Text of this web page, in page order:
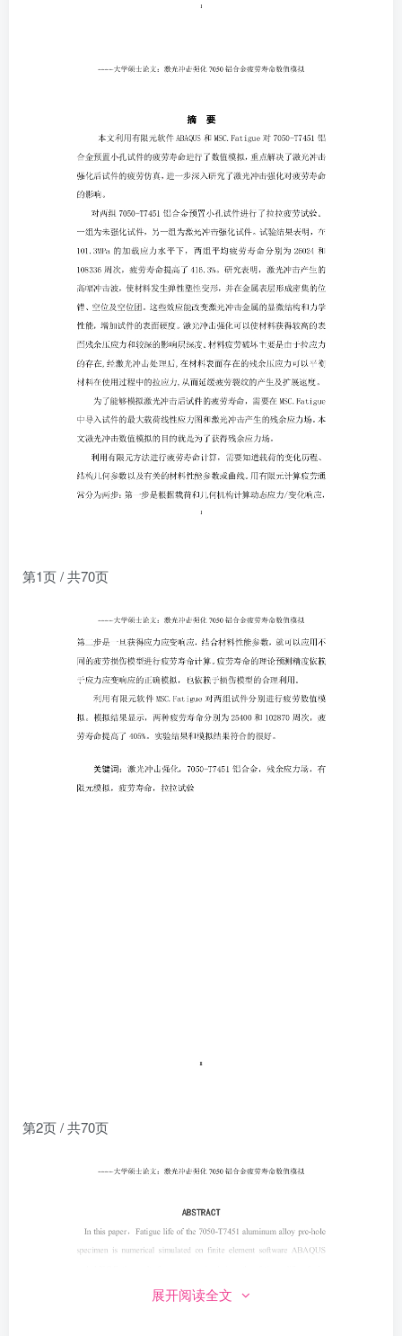
第1页 / 共70页
第2页 / 共70页
展开阅读全文